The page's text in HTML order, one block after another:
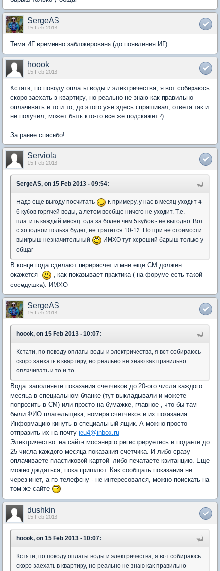
SergeAS
15 Feb 2013
Тема ИГ временно заблокирована (до появления ИГ)
hoook
15 Feb 2013
Кстати, по поводу оплаты воды и электричества, я вот собираюсь
скоро заехать в квартиру, но реально не знаю как правильно
оплачивать и то и то, до этого уже здесь спрашивал, ответа так и
не получил, может быть кто-то все же подскажет?)
За ранее спасибо!
Serviola
15 Feb 2013
SergeAS, on 15 Feb 2013 - 09:54:
Надо еще выгоду посчитать
К примеру, у нас в месяц уходит 4-
6 кубов горячей воды, а летом вообще ничего не уходит. Т.е.
платить каждый месяц года за более чем 5 кубов - не выгодно. Вот
с холодной польза будет, ее тратится 10-12. Но при ее стоимости
выигрыш незначительный
ИМХО тут хороший барыш только у
общаг
В конце года сделают перерасчет и мне еще СМ должен
окажется
, как показывает практика ( на форуме есть такой
соседушка). ИМХО
SergeAS
15 Feb 2013
hoook, on 15 Feb 2013 - 10:07:
Кстати, по поводу оплаты воды и электричества, я вот собираюсь
скоро заехать в квартиру, но реально не знаю как правильно
оплачивать и то и то
Вода: заполняете показания счетчиков до 20-ого числа каждого
месяца в специальном бланке (тут выкладывали и можете
попросить в СМ) или просто на бумажке, главное , что бы там
были ФИО плательщика, номера счетчиков и их показания.
Информацию кинуть в специальный ящик. А можно просто
отправить их на почту jeu4@inbox.ru
Электричество: на сайте мосэнерго регистрируетесь и подаете до
25 числа каждого месяца показания счетчика. И либо сразу
оплачиваете пластиковой картой, либо печатаете квитанцию. Еще
можно дждаться, пока пришлют. Как сообщать показания не
через инет, а по телефону - не интересовался, можно поискать на
том же сайте
dushkin
15 Feb 2013
hoook, on 15 Feb 2013 - 10:07:
Кстати, по поводу оплаты воды и электричества, я вот собираюсь
скоро заехать в квартиру, но реально не знаю как правильно